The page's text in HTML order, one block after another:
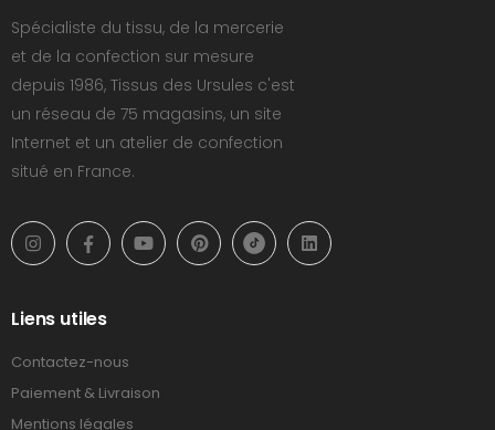
Spécialiste du tissu, de la mercerie
et de la confection sur mesure
depuis 1986, Tissus des Ursules c'est
un réseau de 75 magasins, un site
Internet et un atelier de confection
situé en France.
Liens utiles
Contactez-nous
Paiement & Livraison
Mentions légales